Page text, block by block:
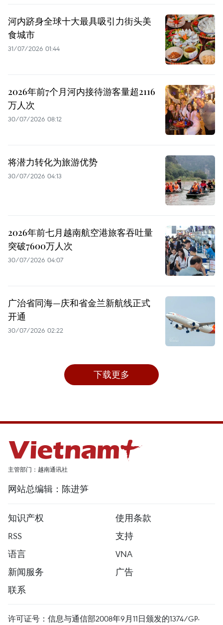
河内跻身全球十大最具吸引力街头美
食城市
31/07/2026 01:44
2026年前7个月河内接待游客量超2116
万人次
30/07/2026 08:12
将潜力转化为旅游优势
30/07/2026 04:13
2026年前七月越南航空港旅客吞吐量
突破7600万人次
30/07/2026 04:07
广治省同海—庆和省金兰新航线正式
开通
30/07/2026 02:22
下载更多
主管部门：越南通讯社
网站总编辑：陈进笋
知识产权
使用条款
RSS
支持
语言
VNA
新闻服务
广告
联系
许可证号：信息与通信部2008年9月11日颁发的1374/GP-